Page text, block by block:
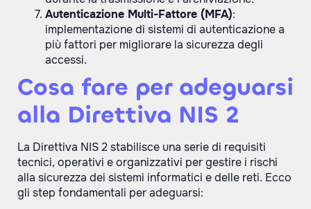
Autenticazione Multi-Fattore (MFA):
implementazione di sistemi di autenticazione a
più fattori per migliorare la sicurezza degli
accessi​​.
Cosa fare per adeguarsi
alla Direttiva NIS 2
La Direttiva NIS 2 stabilisce una serie di requisiti
tecnici, operativi e organizzativi per gestire i rischi
alla sicurezza dei sistemi informatici e delle reti. Ecco
gli step fondamentali per adeguarsi: